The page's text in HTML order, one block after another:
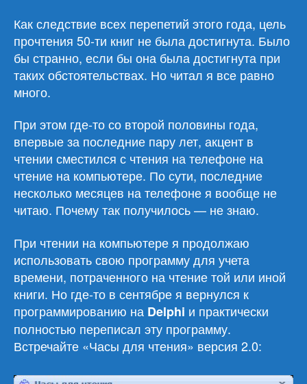
Как следствие всех перепетий этого года, цель
прочтения 50-ти книг не была достигнута. Было
бы странно, если бы она была достигнута при
таких обстоятельствах. Но читал я все равно
много.
При этом где-то со второй половины года,
впервые за последние пару лет, акцент в
чтении сместился с чтения на телефоне на
чтение на компьютере. По сути, последние
несколько месяцев на телефоне я вообще не
читаю. Почему так получилось — не знаю.
При чтении на компьютере я продолжаю
использовать свою программу для учета
времени, потраченного на чтение той или иной
книги. Но где-то в сентябре я вернулся к
программированию на Delphi и практически
полностью переписал эту программу.
Встречайте «Часы для чтения» версия 2.0: